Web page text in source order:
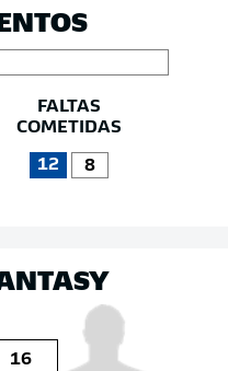
FALTAS
COMETIDAS
12 8
16